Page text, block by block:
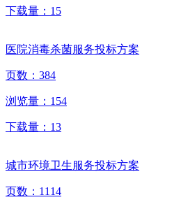
下载量： 15
医院消毒杀菌服务投标方案
页数： 384
浏览量： 154
下载量： 13
城市环境卫生服务投标方案
页数： 1114